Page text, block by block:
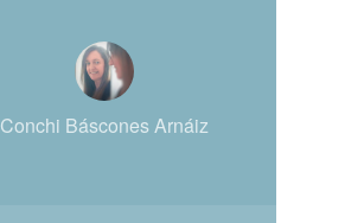
Conchi Báscones Arnáiz